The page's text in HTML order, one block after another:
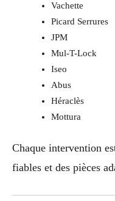
Vachette
Picard Serrures
JPM
Mul-T-Lock
Iseo
Abus
Héraclès
Mottura
Chaque intervention
fiables et des pièces